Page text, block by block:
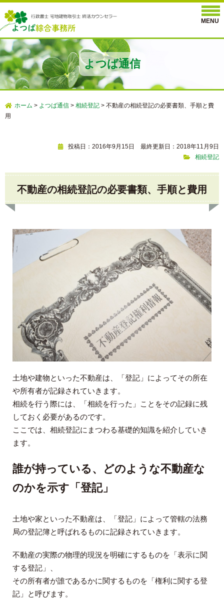
よつば通信
ホーム > よつば通信> 相続登記> 不動産の相続登記の必要書類、手順と費
用
投稿日：2016年9月15日 最終更新日：2018年11月9日
相続登記
不動産の相続登記の必要書類、手順と費用
土地や建物といった不動産は、「登記」によってその所在
や所有者が記録されていきます。
相続を行う際には、「相続を行った」ことをその記録に残
しておく必要があるのです。
ここでは、相続登記にまつわる基礎的知識を紹介していき
ます。
誰が持っている、どのような不動産な
のかを示す「登記」
土地や家といった不動産は、「登記」によって管轄の法務
局の登記簿と呼ばれるものに記録されていきます。
不動産の実際の物理的現況を明確にするものを「表示に関
する登記」、
その所有者が誰であるかに関するものを「権利に関する登
記」と呼びます。